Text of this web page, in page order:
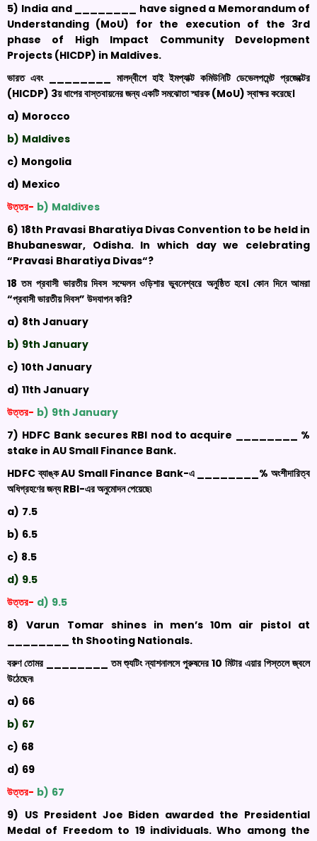
5) India and ________ have signed a Memorandum of
Understanding (MoU) for the execution of the 3rd
phase of High Impact Community Development
Projects (HICDP) in Maldives.
ভারত এবং ________ মালদ্বীপে হাই ইমপ্যাক্ট কমিউনিটি ডেভেলপমেন্ট প্রজেক্টের
(HICDP) 3য় ধাপের বাস্তবায়নের জন্য একটি সমঝোতা স্মারক (MoU)স্বাক্ষর করেছে।
a) Morocco
b) Maldives
c) Mongolia
d) Mexico
উত্তর- b) Maldives
6) 18th Pravasi Bharatiya Divas Convention to be held in
Bhubaneswar, Odisha. In which day we celebrating
“Pravasi Bharatiya Divas“?
18 তম প্রবাসী ভারতীয় দিবস সম্মেলন ওড়িশার ভুবনেশ্বরে অনুষ্ঠিত হবে। কোন দিনে আমরা
“প্রবাসী ভারতীয় দিবস” উদযাপন করি?
a) 8th January
b) 9th January
c) 10th January
d) 11th January
উত্তর- b) 9th January
7) HDFC Bank secures RBI nod to acquire ________ %
stake in AU Small Finance Bank.
HDFCব্যাঙ্কAU Small Finance Bank-এ ________% অংশীদারিত্ব
অধিগ্রহণের জন্যRBI-এর অনুমোদনপেয়েছে৷
a) 7.5
b) 6.5
c) 8.5
d) 9.5
উত্তর- d) 9.5
8) Varun Tomar shines in men’s 10m air pistol at
th Shooting Nationals.
বরুণ তোমর ________ তম শ্যুটিং ন্যাশনালসে পুরুষদের 10 মিটার এয়ার পিস্তলে জ্বলে
উঠেছেন৷
a) 66
b) 67
c) 68
d) 69
উত্তর- b) 67
9) US President Joe Biden awarded the Presidential
Medal of Freedom to 19 individuals. Who among the